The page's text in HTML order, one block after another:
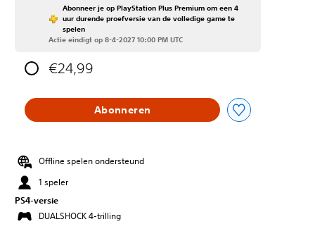
Abonneer je op PlayStation Plus Premium om een 4
uur durende proefversie van de volledige game te
spelen
Actie eindigt op 8-4-2027 10:00 PM UTC
€24,99
Abonneren
Offline spelen ondersteund
1 speler
PS4-versie
DUALSHOCK 4-trilling